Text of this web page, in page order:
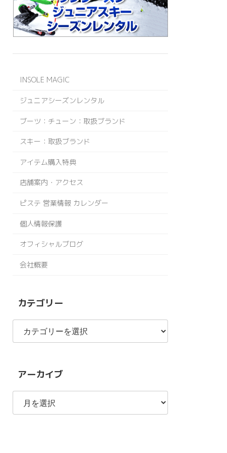
INSOLE MAGIC
ジュニアシーズンレンタル
ブーツ：チューン：取扱ブランド
スキー：取扱ブランド
アイテム購入特典
店舗案内・アクセス
ピステ 営業情報 カレンダー
個人情報保護
オフィシャルブログ
会社概要
カテゴリー
カ
ゴ
アーカイブ
ア
カ